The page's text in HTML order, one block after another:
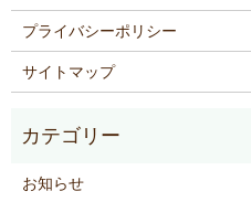
プライバシーポリシー
サイトマップ
お知らせ